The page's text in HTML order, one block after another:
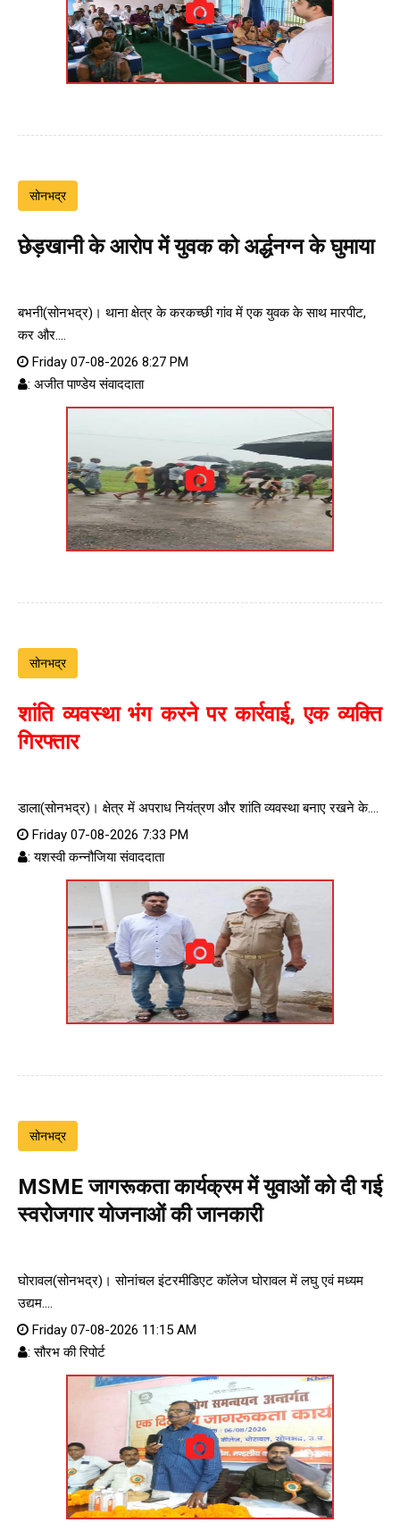
सोनभद्र
छेड़खानी के आरोप में युवक को अर्द्धनग्न के घुमाया
बभनी(सोनभद्र)। थाना क्षेत्र के करकच्छी गांव में एक युवक के साथ मारपीट,
कर और....
Friday 07-08-2026 8:27 PM
: अजीत पाण्डेय संवाददाता
सोनभद्र
शांति व्यवस्था भंग करने पर कार्रवाई, एक व्यक्ति
गिरफ्तार
डाला(सोनभद्र)। क्षेत्र में अपराध नियंत्रण और शांति व्यवस्था बनाए रखने के....
Friday 07-08-2026 7:33 PM
: यशस्वी कन्नौजिया संवाददाता
सोनभद्र
MSME जागरूकता कार्यक्रम में युवाओं को दी गई
स्वरोजगार योजनाओं की जानकारी
घोरावल(सोनभद्र)। सोनांचल इंटरमीडिएट कॉलेज घोरावल में लघु एवं मध्यम
उद्यम....
Friday 07-08-2026 11:15 AM
: सौरभ की रिपोर्ट